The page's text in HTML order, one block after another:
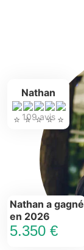
Nathan
109 avis
Nathan a gagné
en 2026
5.350 €